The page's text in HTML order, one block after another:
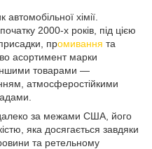
хімії.
2000-х років, під цією
промивання та
асортимент марки
товарами —
атмосферостійкими
за межами США, його
яка досягається завдяки
та ретельному